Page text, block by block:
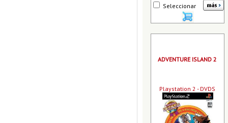
Seleccionar
ADVENTURE ISLAND 2
Playstation 2 - DVDS